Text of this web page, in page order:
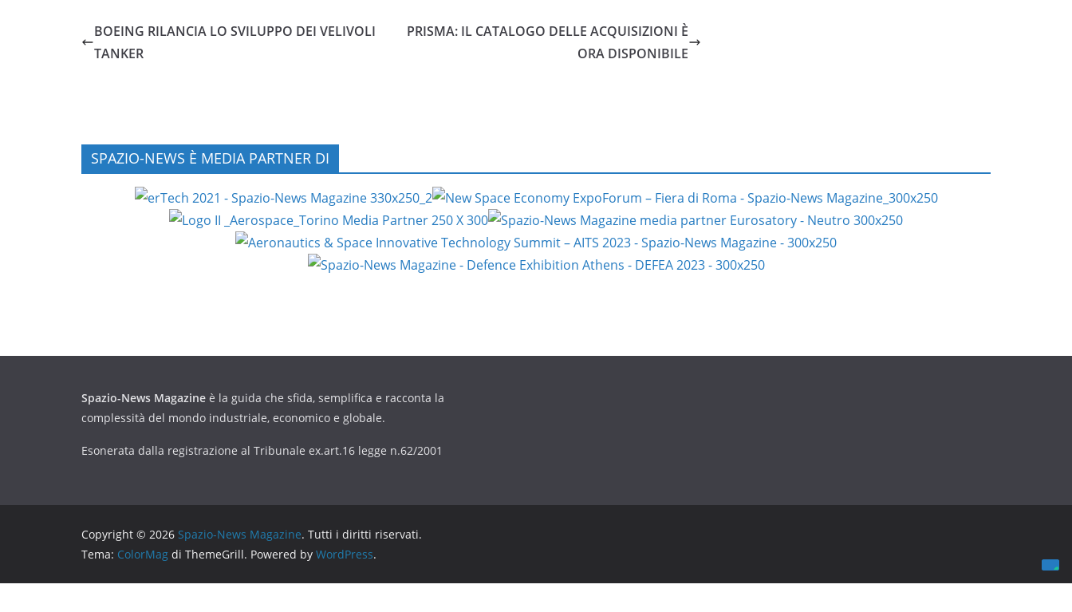
BOEING RILANCIA LO SVILUPPO DEI VELIVOLI
TANKER
PRISMA: IL CATALOGO DELLE ACQUISIZIONI È
ORA DISPONIBILE
SPAZIO-NEWS È MEDIA PARTNER DI
Spazio-News Magazine è la guida che sfida, semplifica e racconta la
complessità del mondo industriale, economico e globale.
Esonerata dalla registrazione al Tribunale ex.art.16 legge n.62/2001
Copyright © 2026 Spazio-News Magazine. Tutti i diritti riservati.
Tema: ColorMag di ThemeGrill. Powered by WordPress.